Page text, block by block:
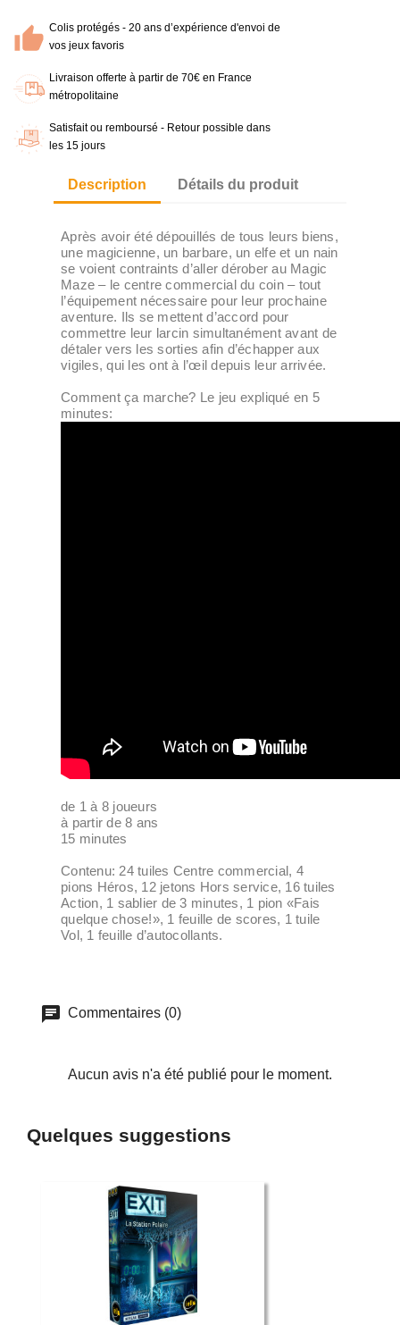
Colis protégés - 20 ans d’expérience d'envoi de
vos jeux favoris
Livraison offerte à partir de 70€ en France
métropolitaine
Satisfait ou remboursé - Retour possible dans
les 15 jours
Description Détails du produit
Après avoir été dépouillés de tous leurs biens,
une magicienne, un barbare, un elfe et un nain
se voient contraints d’aller dérober au Magic
Maze – le centre commercial du coin – tout
l’équipement nécessaire pour leur prochaine
aventure. Ils se mettent d’accord pour
commettre leur larcin simultanément avant de
détaler vers les sorties afin ­d’échapper aux
vigiles, qui les ont à l’œil depuis leur arrivée.
Comment ça marche? Le jeu expliqué en 5
minutes:
de 1 à 8 joueurs
à partir de 8 ans
15 minutes
Contenu: 24 tuiles Centre commercial, 4
pions Héros, 12 jetons Hors service, 16 tuiles
Action, 1 sablier de 3 minutes, 1 pion «Fais
quelque chose!», 1 feuille de scores, 1 tuile
Vol, 1 feuille d’autocollants.
Commentaires (0)
Aucun avis n'a été publié pour le moment.
Quelques suggestions